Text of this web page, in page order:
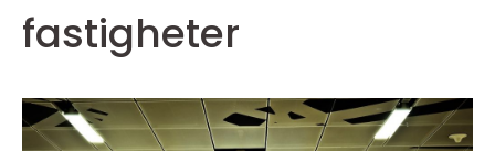
fastigheter